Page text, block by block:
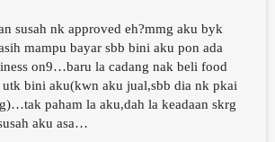
susah nk approved eh?mmg aku byk
mampu bayar sbb bini aku pon ada
on9…baru la cadang nak beli food
utk bini aku(kwn aku jual,sbb dia nk pkai
paham la aku,dah la keadaan skrg
aku asa…